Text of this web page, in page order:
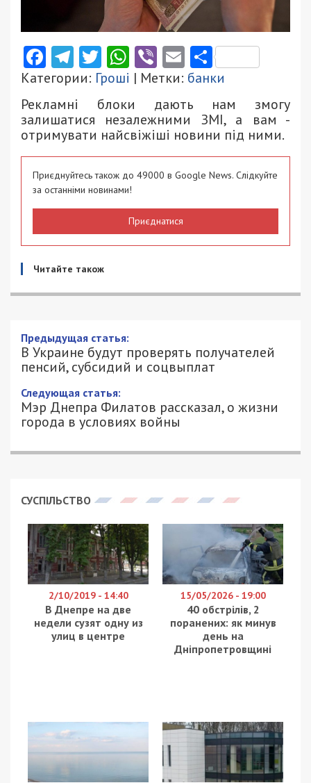
Facebook
Telegram
Twitter
WhatsApp
ViberEmail
Категории: Гроші | Метки: банки
Рекламні блоки дають нам змогу
залишатися незалежними ЗМІ, а вам -
отримувати найсвіжіші новини під ними.
Приєднуйтесь також до 49000 в Google News. Слідкуйте
за останніми новинами!
Приєднатися
Читайте також
В Украине будут проверять
получателей пенсий, субсидий и
соцвыплат
20/05/2022 - 12:42
ЕЛЕНА КОВАЛЕНКО - СПЕЦИАЛЬНО
ДЛЯ 49000.COM.UA
выплат. Во время войны расход бюджетных
эффективным. Из-за большого количества
поддельных пенсионных удостоверений,
фальшивых справок об инвалидности и стаже
денег может не хватать тем, кто действительно
в этом нуждается.
Объемы пособий, выплачиваемых по назначению,
могут достигать более 10% . Речь идет о
миллиардах гривен. Кроме того, в Украине
На период военного положения все выплаты
автоматически продлили, то есть исчезла
необходимость обращения с документами в
органы социальной защиты.